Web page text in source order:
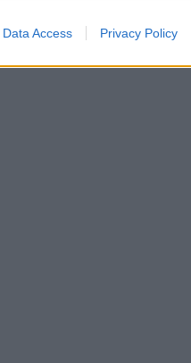
Data Access Privacy Policy